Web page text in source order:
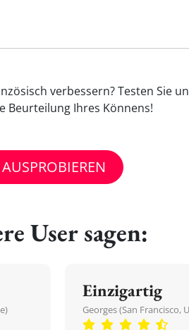
verbessern? Testen Sie
Beurteilung Ihres Könnens!
User sagen:
Einzigartig
Georges (San Francisco,